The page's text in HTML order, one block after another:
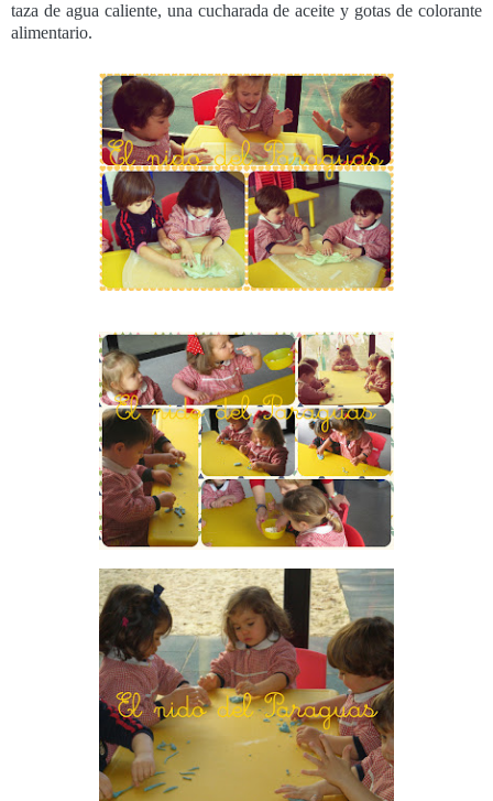
taza de agua caliente, una cucharada de aceite y gotas de colorante
alimentario.